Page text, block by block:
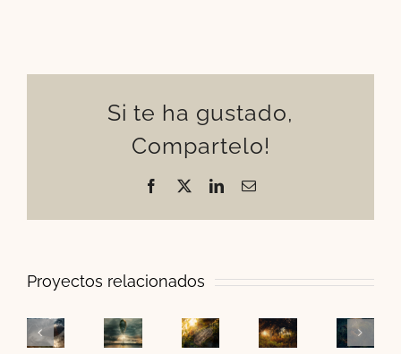
Si te ha gustado,
Compartelo!
Facebook LinkedInCorreo
Proyectos relacionados